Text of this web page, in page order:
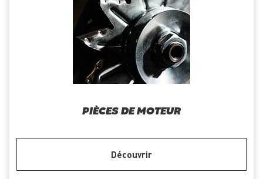
PIÈCES DE MOTEUR
Découvrir